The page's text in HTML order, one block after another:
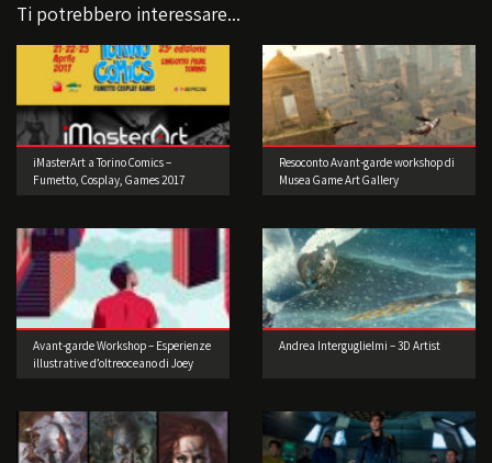
Ti potrebbero interessare...
iMasterArt a Torino Comics –
Fumetto, Cosplay, Games 2017
Resoconto Avant-garde workshop di
Musea Game Art Gallery
Avant-garde Workshop – Esperienze
illustrative d’oltreoceano di Joey
Andrea Interguglielmi – 3D Artist